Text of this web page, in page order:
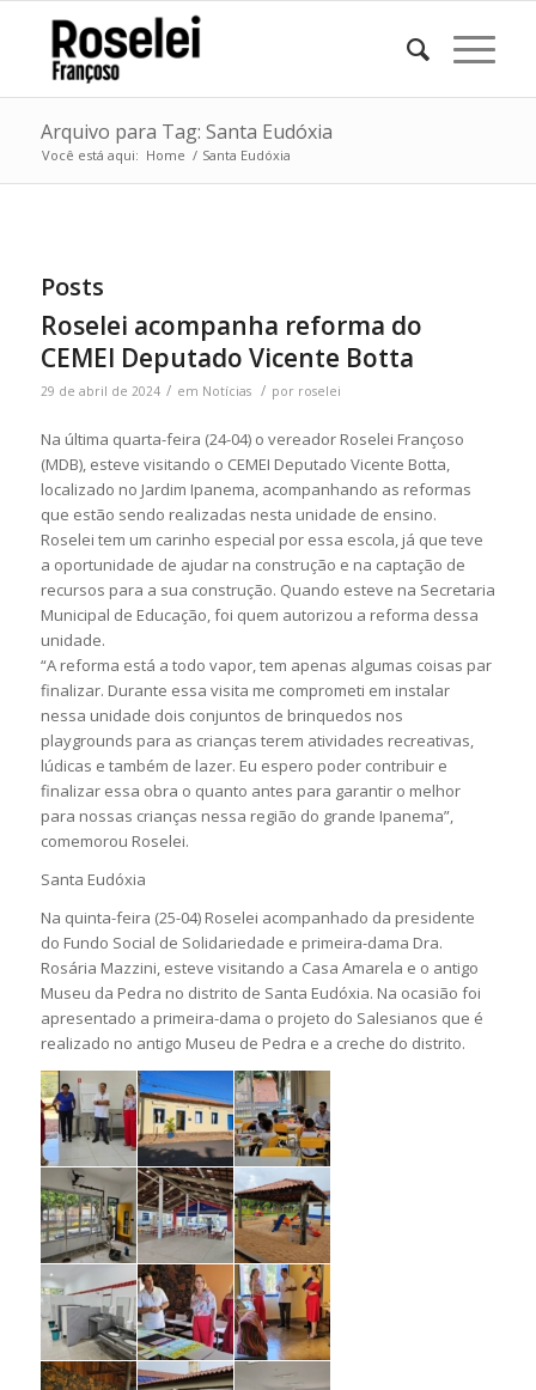
Arquivo para Tag: Santa Eudóxia
Você está aqui: Home / Santa Eudóxia
Posts
Roselei acompanha reforma do
CEMEI Deputado Vicente Botta
29 de abril de 2024 / em Notícias / por roselei
Na última quarta-feira (24-04) o vereador Roselei Françoso
(MDB), esteve visitando o CEMEI Deputado Vicente Botta,
localizado no Jardim Ipanema, acompanhando as reformas
que estão sendo realizadas nesta unidade de ensino.
Roselei tem um carinho especial por essa escola, já que teve
a oportunidade de ajudar na construção e na captação de
recursos para a sua construção. Quando esteve na Secretaria
Municipal de Educação, foi quem autorizou a reforma dessa
unidade.
“A reforma está a todo vapor, tem apenas algumas coisas par
finalizar. Durante essa visita me comprometi em instalar
nessa unidade dois conjuntos de brinquedos nos
playgrounds para as crianças terem atividades recreativas,
lúdicas e também de lazer. Eu espero poder contribuir e
finalizar essa obra o quanto antes para garantir o melhor
para nossas crianças nessa região do grande Ipanema”,
comemorou Roselei.
Santa Eudóxia
Na quinta-feira (25-04) Roselei acompanhado da presidente
do Fundo Social de Solidariedade e primeira-dama Dra.
Rosária Mazzini, esteve visitando a Casa Amarela e o antigo
Museu da Pedra no distrito de Santa Eudóxia. Na ocasião foi
apresentado a primeira-dama o projeto do Salesianos que é
realizado no antigo Museu de Pedra e a creche do distrito.